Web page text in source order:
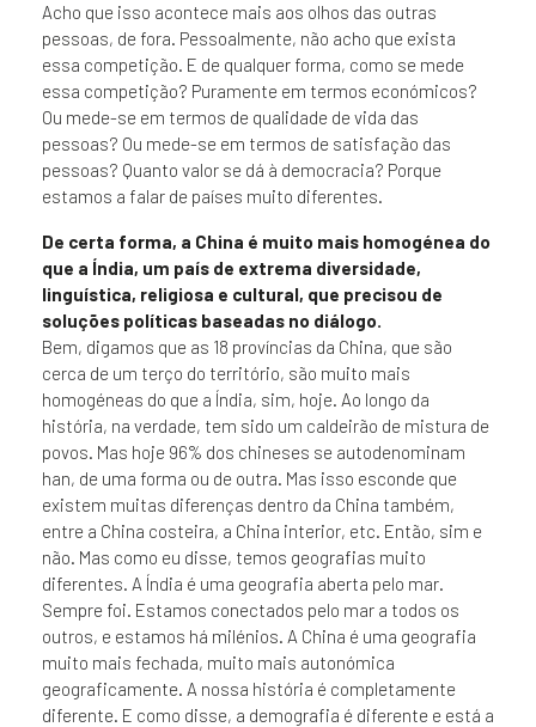
Acho que isso acontece mais aos olhos das outras
pessoas, de fora. Pessoalmente, não acho que exista
essa competição. E de qualquer forma, como se mede
essa competição? Puramente em termos económicos?
Ou mede-se em termos de qualidade de vida das
pessoas? Ou mede-se em termos de satisfação das
pessoas? Quanto valor se dá à democracia? Porque
estamos a falar de países muito diferentes.
De certa forma, a China é muito mais homogénea do
que a Índia, um país de extrema diversidade,
linguística, religiosa e cultural, que precisou de
soluções políticas baseadas no diálogo.
Bem, digamos que as 18 províncias da China, que são
cerca de um terço do território, são muito mais
homogéneas do que a Índia, sim, hoje. Ao longo da
história, na verdade, tem sido um caldeirão de mistura de
povos. Mas hoje 96% dos chineses se autodenominam
han, de uma forma ou de outra. Mas isso esconde que
existem muitas diferenças dentro da China também,
entre a China costeira, a China interior, etc. Então, sim e
não. Mas como eu disse, temos geografias muito
diferentes. A Índia é uma geografia aberta pelo mar.
Sempre foi. Estamos conectados pelo mar a todos os
outros, e estamos há milénios. A China é uma geografia
muito mais fechada, muito mais autonómica
geograficamente. A nossa história é completamente
diferente. E como disse, a demografia é diferente e está a